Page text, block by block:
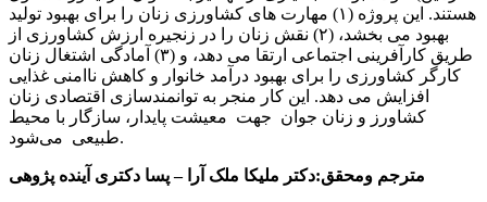
هستند. این پروژه (۱) مهارت های کشاورزی زنان را برای بهبود تولید
بهبود می بخشد، (۲) نقش زنان را در زنجیره ارزش کشاورزی از
طریق کارآفرینی اجتماعی ارتقا می دهد، و (۳) آمادگی اشتغال زنان
کارگر کشاورزی را برای بهبود درآمد خانوار و کاهش ناامنی غذایی
افزایش می دهد. این کار منجر به توانمندسازی اقتصادی زنان
کشاورز و زنان جوان جهت معیشت پایدار، سازگار با محیط
طبیعی می‌شود.
مترجم ومحقق:دکتر ملیکا ملک آرا – پسا دکتری آینده پژوهی